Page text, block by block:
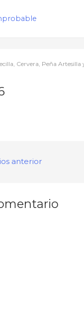
Cervera, Peña Artesilla
anterior